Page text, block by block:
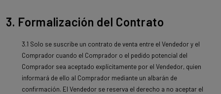
3. Formalización del Contrato
3.1 Solo se suscribe un contrato de venta entre el Vendedor y el
Comprador cuando el Comprador o el pedido potencial del
Comprador sea aceptado explícitamente por el Vendedor, quien
informará de ello al Comprador mediante un albarán de
confirmación. El Vendedor se reserva el derecho a no aceptar el